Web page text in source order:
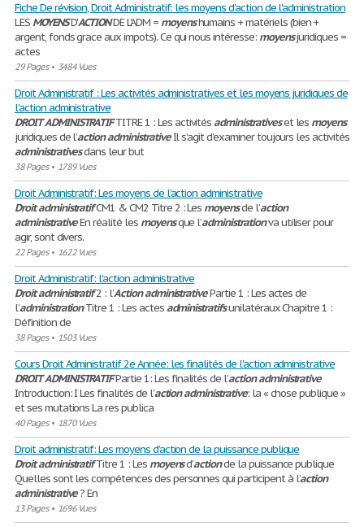
Fiche De révision, Droit Administratif: les moyens d'action de l'administration
LES MOYENSD'ACTIONDE L'ADM = moyenshumains + matériels (bien +
argent, fonds grace aux impots). Ce qui nous intéresse: moyensjuridiques =
actes
29 Pages• 3484 Vues
Droit Administratif : Les activités administratives et les moyens juridiques de
l’action administrative
DROITADMINISTRATIFTITRE 1 : Les activitésadministrativeset les moyens
juridiques de l’actionadministrativeIl s’agit d’examiner toujours les activités
administrativesdans leur but
38 Pages• 1789 Vues
Droit Administratif: Les moyens de l’action administrative
DroitadministratifCM1 & CM2 Titre 2 : Les moyensde l’action
administrativeEn réalité les moyensque l’administrationva utiliser pour
agir, sont divers.
22 Pages• 1622 Vues
Droit Administratif: l'action administrative
Droitadministratif2 : l’ActionadministrativePartie 1 : Les actes de
l’administrationTitre 1 : Les actesadministratifsunilatéraux Chapitre 1 :
Définition de
38 Pages• 1503 Vues
Cours Droit Administratif 2e Année: les finalités de l'action administrative
DROITADMINISTRATIFPartie 1: Les finalités de l’actionadministrative
Introduction: I Les finalités de l’actionadministrative: la « chose publique »
et ses mutations La res publica
40 Pages• 1870 Vues
Droit administratif: Les moyens d’action de la puissance publique
DroitadministratifTitre 1 : Les moyensd’actionde la puissance publique
Quelles sont les compétences des personnes qui participent à l’action
administrative? En
13 Pages• 1696 Vues